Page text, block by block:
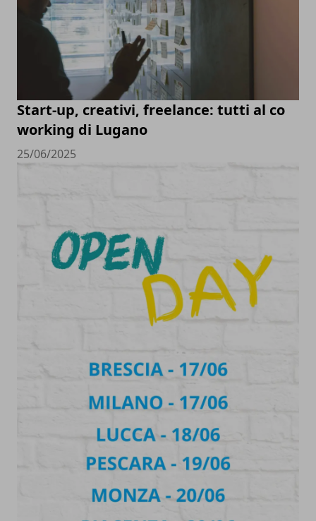
Start-up, creativi, freelance: tutti al co
working di Lugano
25/06/2025